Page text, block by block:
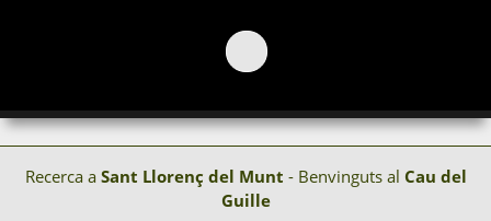
Recerca a Sant Llorenç del Munt - Benvinguts al Cau del
Guille